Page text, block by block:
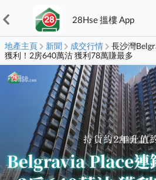
28Hse 搵樓 App
地產主頁 新聞 成交行情
長沙灣
獲利！2房640萬沽 獲利78萬賺最多